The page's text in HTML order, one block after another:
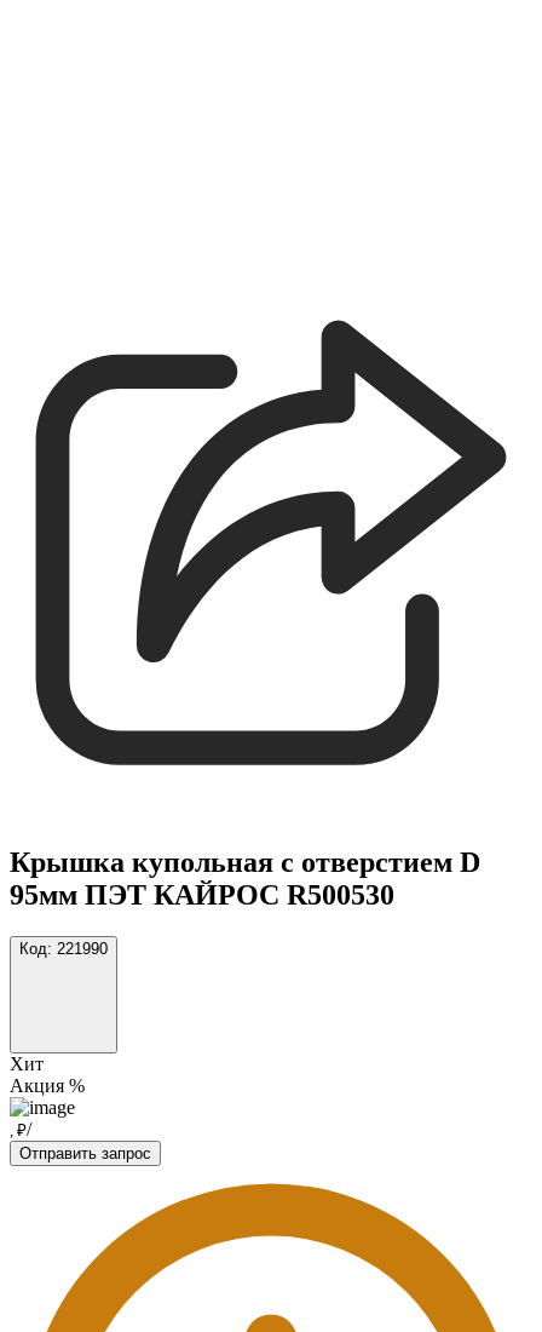
Крышка купольная с отверстием D
95мм ПЭТ КАЙРОС R500530
Код: 221990
Хит
Акция %
, ₽/
Отправить запрос